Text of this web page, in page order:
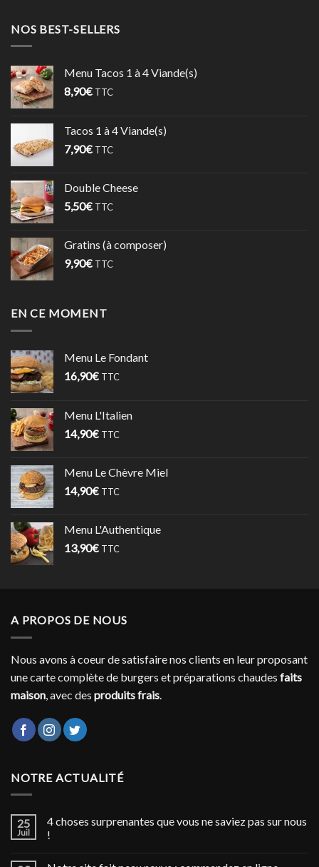
NOS BEST-SELLERS
Menu Tacos 1 à 4 Viande(s)
8,90€ TTC
Tacos 1 à 4 Viande(s)
7,90€ TTC
Double Cheese
5,50€ TTC
Gratins (à composer)
9,90€ TTC
EN CE MOMENT
Menu Le Fondant
16,90€ TTC
Menu L'Italien
14,90€ TTC
Menu Le Chèvre Miel
14,90€ TTC
Menu L'Authentique
13,90€ TTC
A PROPOS DE NOUS
Nous avons à coeur de satisfaire nos clients en leur proposant
une carte complète de burgers et préparations chaudes faits
maison , avec des produits frais
NOTRE ACTUALITÉ
25
Juil
4 choses surprenantes que vous ne saviez pas sur nous
!